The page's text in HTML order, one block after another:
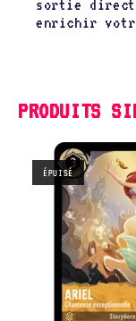
sortie
enrichir
PRODUITS
ÉPUISÉ